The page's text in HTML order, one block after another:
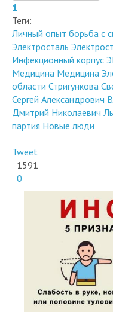
Теги:
Личный опыт
Электросталь
Инфекционный корпус
Медицина Медицина
области Стригункова
Сергей Александрович
Дмитрий Николаевич
партия Новые люди
1591
0